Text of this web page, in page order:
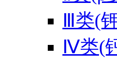
Ⅲ类(
Ⅳ类(